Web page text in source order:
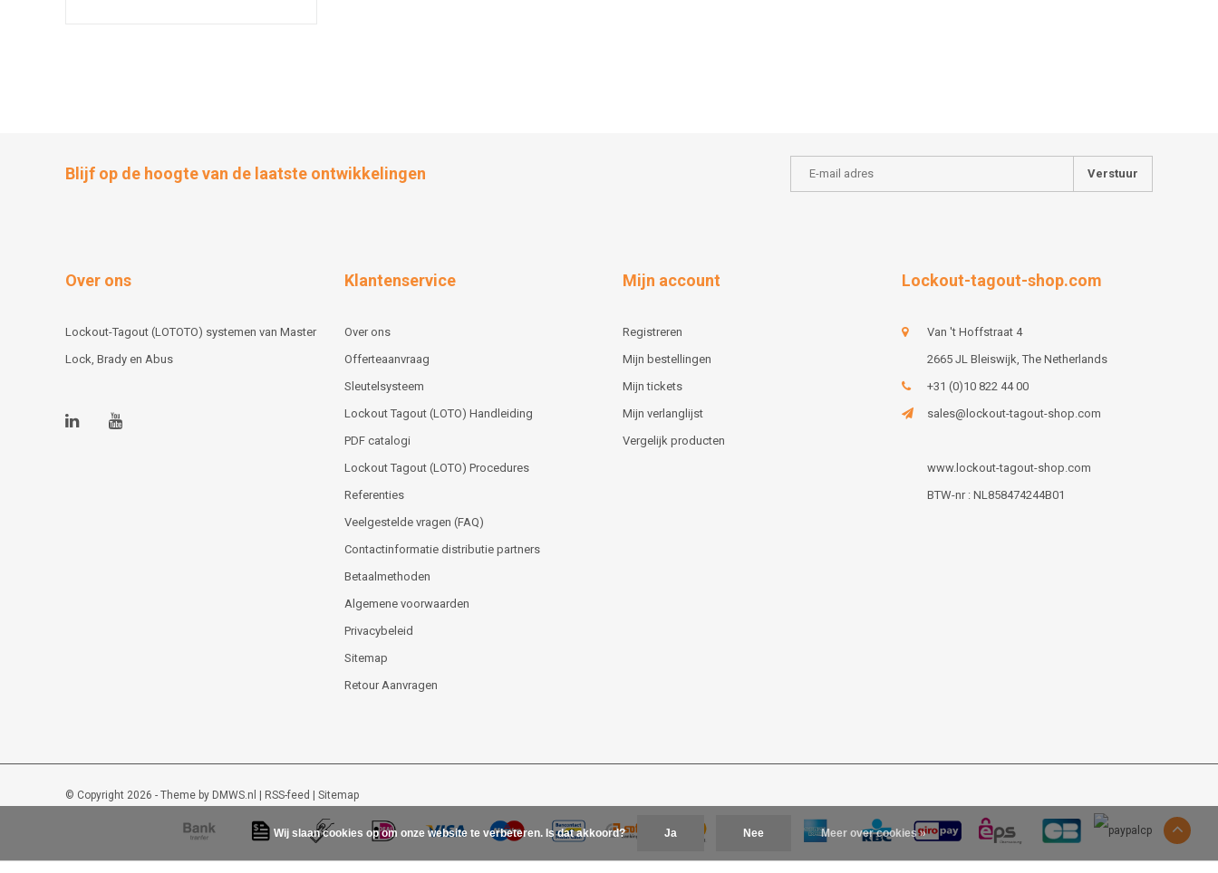
Blijf op de hoogte van de laatste ontwikkelingen Verstuur
Over ons
Lockout-Tagout (LOTOTO) systemen van Master
Lock, Brady en Abus
Klantenservice
Over ons
Offerteaanvraag
Sleutelsysteem
Lockout Tagout (LOTO) Handleiding
PDF catalogi
Lockout Tagout (LOTO) Procedures
Referenties
Veelgestelde vragen (FAQ)
Contactinformatie distributie partners
Betaalmethoden
Algemene voorwaarden
Privacybeleid
Sitemap
Retour Aanvragen
Mijn account
Registreren
Mijn bestellingen
Mijn tickets
Mijn verlanglijst
Vergelijk producten
Lockout-tagout-shop.com
Van 't Hoffstraat 4
2665 JL Bleiswijk, The Netherlands
+31 (0)10 822 44 00
sales@lockout-tagout-shop.com
www.lockout-tagout-shop.com
BTW-nr : NL858474244B01
© Copyright 2026 - Theme by DMWS.nl | RSS-feed | Sitemap
Lockout-tagout-shop 9/10-48beoordelingen opKiyoh
Wij slaan cookies op om onze website te verbeteren. Is dat akkoord? Ja Nee Meer over cookies »